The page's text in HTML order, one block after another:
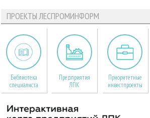
ПРОЕКТЫ ЛЕСПРОМИНФОРМ
Библиотека
специалиста
Предприятия
ЛПК
Приоритетные
инвестпроекты